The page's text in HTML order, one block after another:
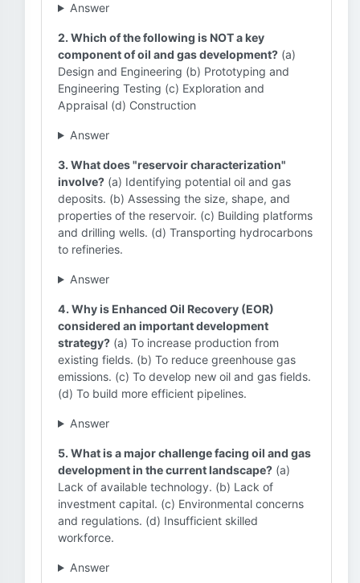
Answer
2. Which of the following is NOT a key
component of oil and gas development? (a)
Design and Engineering (b) Prototyping and
Engineering Testing (c) Exploration and
Appraisal (d) Construction
Answer
3. What does "reservoir characterization"
involve? (a) Identifying potential oil and gas
deposits. (b) Assessing the size, shape, and
properties of the reservoir. (c) Building platforms
and drilling wells. (d) Transporting hydrocarbons
to refineries.
Answer
4. Why is Enhanced Oil Recovery (EOR)
considered an important development
strategy? (a) To increase production from
existing fields. (b) To reduce greenhouse gas
emissions. (c) To develop new oil and gas fields.
(d) To build more efficient pipelines.
Answer
5. What is a major challenge facing oil and gas
development in the current landscape? (a)
Lack of available technology. (b) Lack of
investment capital. (c) Environmental concerns
and regulations. (d) Insufficient skilled
workforce.
Answer